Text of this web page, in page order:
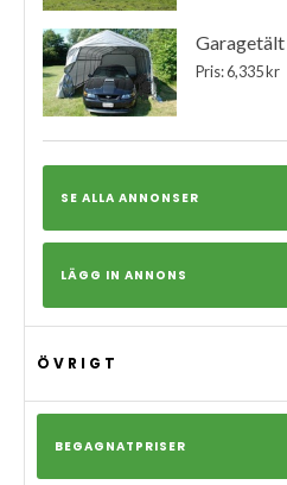
Garagetält
Pris: 6,335 kr
SE ALLA ANNONSER
LÄGG IN ANNONS
ÖVRIGT
BEGAGNATPRISER